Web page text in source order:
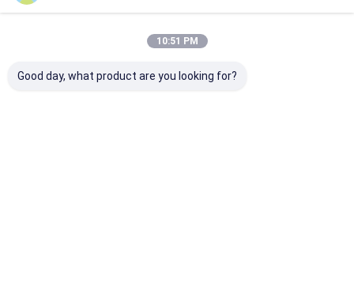
tôi
tôi
Site
Sơ đồ trang web
Privacy Policy
Reserved.
10:51 PM
Good day, what product are you looking for?